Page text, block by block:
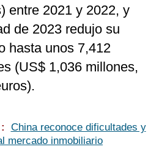
entre 2021 y 2022, y
de 2023 redujo su
hasta unos 7,412
(US$ 1,036 millones,
China reconoce dificultades y
mercado inmobiliario